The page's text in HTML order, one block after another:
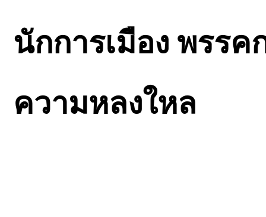
นักการเมือง พรร
ความหลงใหล